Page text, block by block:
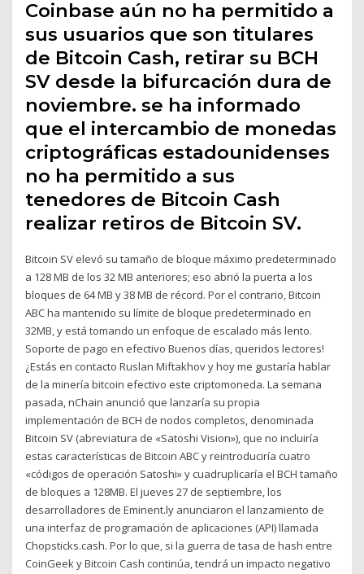
Coinbase aún no ha permitido a
sus usuarios que son titulares
de Bitcoin Cash, retirar su BCH
SV desde la bifurcación dura de
noviembre. se ha informado
que el intercambio de monedas
criptográficas estadounidenses
no ha permitido a sus
tenedores de Bitcoin Cash
realizar retiros de Bitcoin SV.
Bitcoin SV elevó su tamaño de bloque máximo predeterminado
a 128 MB de los 32 MB anteriores; eso abrió la puerta a los
bloques de 64 MB y 38 MB de récord. Por el contrario, Bitcoin
ABC ha mantenido su límite de bloque predeterminado en
32MB, y está tomando un enfoque de escalado más lento.
Soporte de pago en efectivo Buenos días, queridos lectores!
¿Estás en contacto Ruslan Miftakhov y hoy me gustaría hablar
de la minería bitcoin efectivo este criptomoneda. La semana
pasada, nChain anunció que lanzaría su propia
implementación de BCH de nodos completos, denominada
Bitcoin SV (abreviatura de «Satoshi Vision»), que no incluiría
estas características de Bitcoin ABC y reintroduciría cuatro
«códigos de operación Satoshi» y cuadruplicaría el BCH tamaño
de bloques a 128MB. El jueves 27 de septiembre, los
desarrolladores de Eminent.ly anunciaron el lanzamiento de
una interfaz de programación de aplicaciones (API) llamada
Chopsticks.cash. Por lo que, si la guerra de tasa de hash entre
CoinGeek y Bitcoin Cash continúa, tendrá un impacto negativo